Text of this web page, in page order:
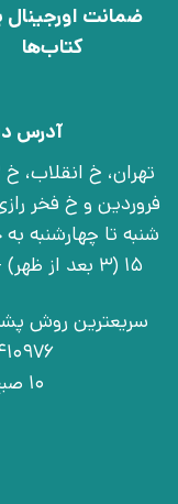
ضمانت اورجینال
کتاب‌ها
آدرس
15 (3 بعد از ظهر) - قبل از تشریف آوردن تماس بگیرید
سریعترین روش
021-66410976 | 09030925756
10 صبح الی 15 (3 بعد از ظهر)